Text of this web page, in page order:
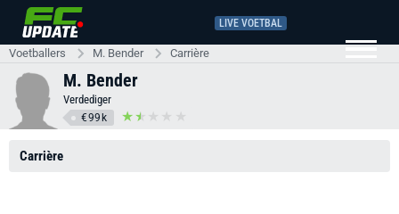
LIVE VOETBAL
Voetballers M. Bender Carrière
M. Bender
Verdediger
€99k
Carrière